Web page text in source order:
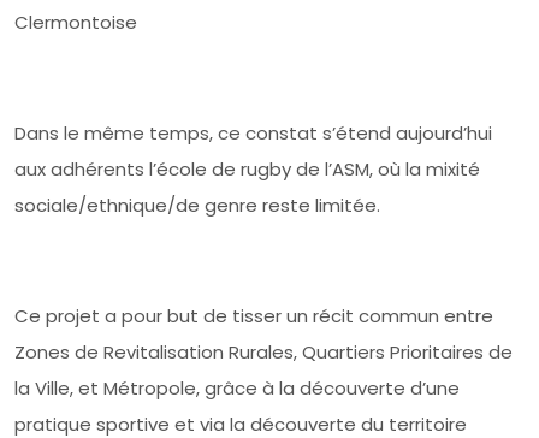
Clermontoise
Dans le même temps, ce constat s’étend aujourd’hui
aux adhérents l’école de rugby de l’ASM, où la mixité
sociale/ethnique/de genre reste limitée.
Ce projet a pour but de tisser un récit commun entre
Zones de Revitalisation Rurales, Quartiers Prioritaires de
la Ville, et Métropole, grâce à la découverte d’une
pratique sportive et via la découverte du territoire